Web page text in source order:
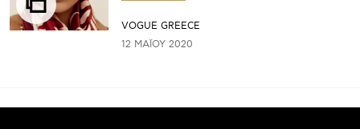
VOGUE GREECE
12 ΜΑΪ́ΟΥ 2020